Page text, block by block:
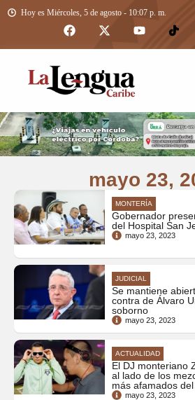
Hoy es Miércoles, 5 de agosto - 10:07 p. m.
mayo 23,
MONTERÍA
Gobernador
del Hospital San
mayo 23, 2023
JUDICIAL
Se mantiene
contra de Álvaro
soborno
mayo 23, 2023
ACTUALIDAD
El DJ monteriano
al lado de los
más afamados
mayo 23, 2023